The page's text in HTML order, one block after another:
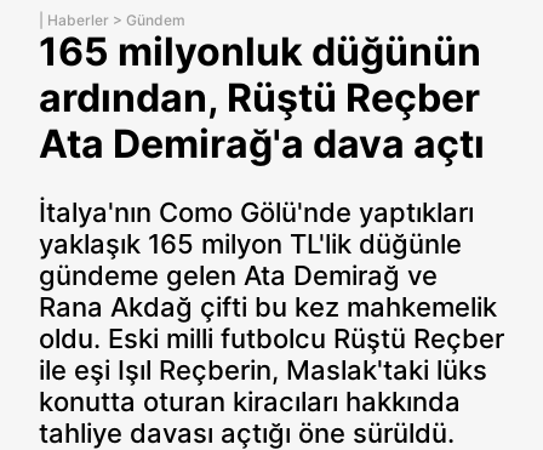
Haberler > Gündem
165 milyonluk düğünün
ardından, Rüştü Reçber
Ata Demirağ'a dava açtı
İtalya'nın Como Gölü'nde yaptıkları
yaklaşık 165 milyon TL'lik düğünle
gündeme gelen Ata Demirağ ve
Rana Akdağ çifti bu kez mahkemelik
oldu. Eski milli futbolcu Rüştü Reçber
ile eşi Işıl Reçberin, Maslak'taki lüks
konutta oturan kiracıları hakkında
tahliye davası açtığı öne sürüldü.